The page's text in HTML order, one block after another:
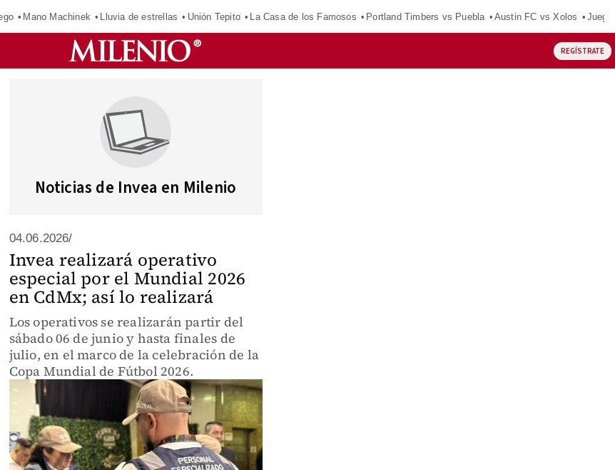
Mano Machinek Lluvia de estrellas Unión Tepito La Casa de los Famosos Portland Timbers vs Puebla Austin FC vs Xolos
REGÍSTRATE
Noticias de Invea en Milenio
04.06.2026/
Invea realizará operativo
especial por el Mundial 2026
en CdMx; así lo realizará
Los operativos se realizarán partir del
sábado 06 de junio y hasta finales de
julio, en el marco de la celebración de la
Copa Mundial de Fútbol 2026.